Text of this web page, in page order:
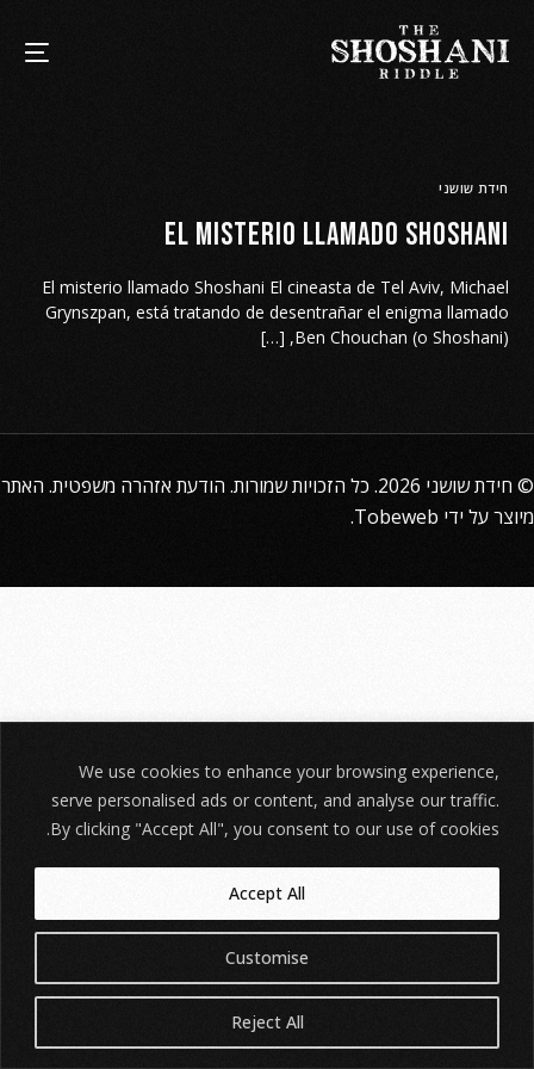
We use cookies to enhance your browsing experience,
serve personalised ads or content, and analyse our traffic.
By clicking "Accept All", you consent to our use of cookies.
Customise
Reject All
Accept All
חידת שושני
El misterio llamado Shoshani
El misterio llamado Shoshani El cineasta de Tel Aviv, Michael
Grynszpan, está tratando de desentrañar el enigma llamado
Ben Chouchan (o Shoshani), […]
© חידת שושני הודעת אזהרה משפטית. האתר
מיוצר על ידי Tobeweb
.